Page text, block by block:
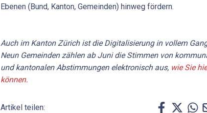
Ebenen (Bund, Kanton, Gemeinden) hinweg fördern.
Auch im Kanton Zürich ist die Digitalisierung in vollem
Neun Gemeinden zählen ab Juni die Stimmen von
und kantonalen Abstimmungen elektronisch aus, wie Sie
können.
Artikel teilen: